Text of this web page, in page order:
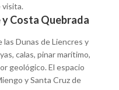
visita.
y Costa Quebrada
las Dunas de Liencres y
calas, pinar marítimo,
geológico. El espacio
y Santa Cruz de